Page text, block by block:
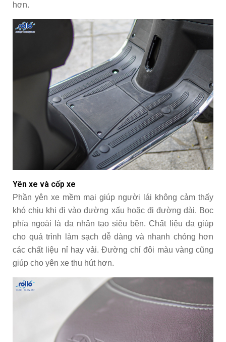
hơn.
Yên xe và cốp xe
Phần yên xe mềm mại giúp người lái không cảm thấy
khó chịu khi đi vào đường xấu hoặc đi đường dài. Bọc
phía ngoài là da nhân tạo siêu bền. Chất liệu da giúp
cho quá trình làm sạch dễ dàng và nhanh chóng hơn
các chất liệu nỉ hay vải. Đường chỉ đôi màu vàng cũng
giúp cho yên xe thu hút hơn.